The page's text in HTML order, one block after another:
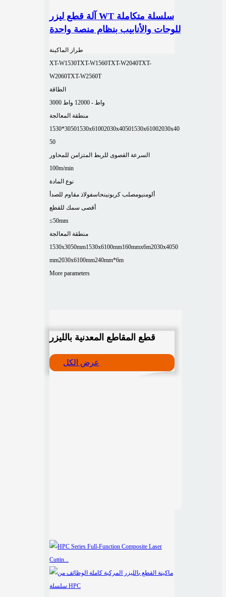
آلة قطع ليزر WT سلسلة متكاملة
للوحات والأنابيب بنظام منصة واحدة
طراز الماكينة
XT-W1530TXT-W1560TXT-W2040TXT-
W2060TXT-W2560T
الطاقة
3000 واط - 12000 واط
منطقة المعالجة
1530*30501530x61002030x40501530x61002030x40
50
السرعة القصوى للربط المتزامن للمحاور
100m/min
نوع المادة
ألومنيومصلب كربونينحاسفولاذ مقاوم للصدأ
أقصى سمك للقطع
≤50mm
منطقة المعالجة
1530x3050mm1530x6100mm160mmx6m2030x4050
mm2030x6100mm240mm*6m
More parameters
قطع المقاطع المعدنية بالليزر
عرض الكل